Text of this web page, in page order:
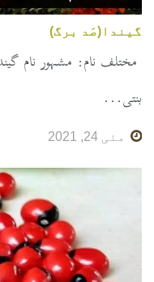
گیندا(صَد برگ)
مختلف نام: مشہور نام
بنتی...
مئی 24, 2021